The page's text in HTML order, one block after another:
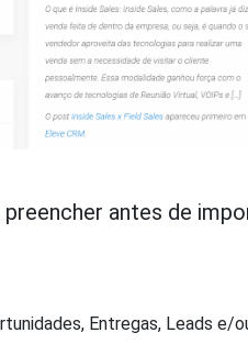
antes de
Entregas, Leads e/